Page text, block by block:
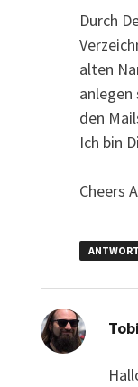
Durch
alten
anlegen
den
Ich bin
Cheers